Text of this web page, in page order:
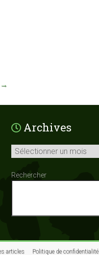
→
Archives
Archives
Rechercher
articles Politique de confidentialité